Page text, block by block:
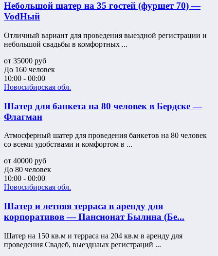
Небольшой шатер на 35 гостей (фуршет 70) —
VodНый
Отличный вариант для проведения выездной регистрации и
небольшой свадьбы в комфортных ...
от 35000 руб
До 160 человек
10:00 - 00:00
Новосибирская обл.
Шатер для банкета на 80 человек в Бердске —
Флагман
Атмосферный шатер для проведения банкетов на 80 человек
со всеми удобствами и комфортом в ...
от 40000 руб
До 80 человек
10:00 - 00:00
Новосибирская обл.
Шатер и летняя терраса в аренду для
корпоративов — Пансионат Былина (Бе...
Шатер на 150 кв.м и терраса на 204 кв.м в аренду для
проведения Свадеб, выезднаых регистраций ...